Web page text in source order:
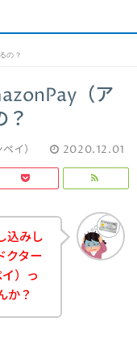
の？
（ア
？
イ） 2020.12.01
込みし
クター
）っ
か？